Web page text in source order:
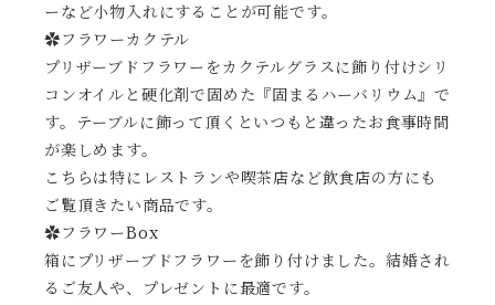
ーなど小物入れにすることが可能です。
✿フラワーカクテル
プリザーブドフラワーをカクテルグラスに飾り付けシリ
コンオイルと硬化剤で固めた『固まるハーバリウム』で
す。テーブルに飾って頂くといつもと違ったお食事時間
が楽しめます。
こちらは特にレストランや喫茶店など飲食店の方にも
ご覧頂きたい商品です。
✿フラワーBox
箱にプリザーブドフラワーを飾り付けました。結婚され
るご友人や、プレゼントに最適です。